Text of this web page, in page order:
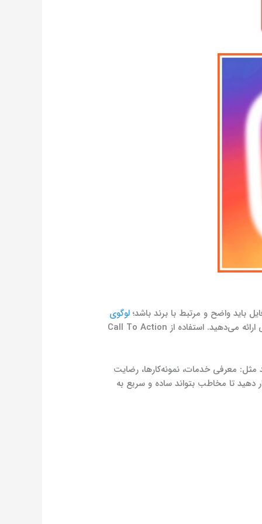
باید واضح و مرتبط با برند باشد؛لوگوی
بهترین گزینه است. بایوی صفحه باید کوتاه، کاربردی و ارزش محور باشد؛ یعنی بگوید چه هستید و چه ارزشی ارائه می‌دهید. استفاده از Call To Action
معرفی خدمات، نمونه‌کارها، رضایت
دهید تا مخاطب بتواند ساده و سریع به